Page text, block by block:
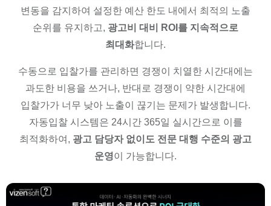
변동을 감지하여 설정한 예산 한도 내에서 최적의 노출
순위를 유지하고, 광고비 대비 ROI를 지속적으로
최대화합니다.
수동으로 입찰가를 관리하면 경쟁이 치열한 시간대에는
과도한 비용을 쓰거나, 반대로 경쟁이 약한 시간대에
입찰가가 너무 낮아 노출이 끊기는 문제가 발생합니다.
자동입찰 시스템은 24시간 365일 실시간으로 이를
최적화하여, 광고 담당자 없이도 전문 대행 수준의 광고
운영이 가능합니다.